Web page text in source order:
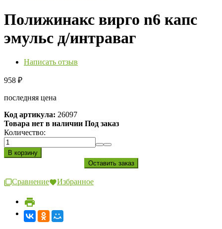
Полижинакс вирго n6 капс
эмульс д/интраваг
Написать отзыв
958 ₽
последняя цена
Код артикула: 26097
Товара нет в наличии Под заказ
Количество:
Сравнение Избранное